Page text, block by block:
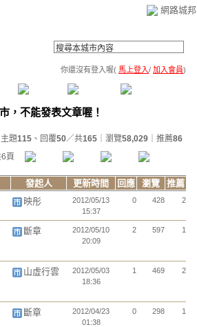
網路城邦
你還沒有登入喔( 馬上登入/ 加入會員)
公告區 訪客簿 市政中心
主題115 、回覆50／共165 ｜瀏覽58,029 ｜推薦86
6頁
發起人 更新時間 回應 瀏覽
推薦
映彤
2012/05/13
15:37
0 428 2
斷章
2012/05/10
20:09
2 597 1
山虛行雲
2012/05/03
18:36
1 469 2
斷章
2012/04/23
01:38
0 298 1